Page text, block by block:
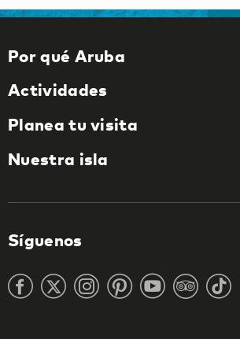
Por qué Aruba
Actividades
Planea tu visita
Nuestra isla
Síguenos